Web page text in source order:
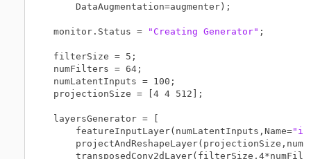
    DataAugmentation=augmenter);
monitor.Status = "Creating Generator" ;
filterSize = 5;
numFilters = 64;
numLatentInputs = 100;
projectionSize = [4 4 512];
layersGenerator = [
    featureInputLayer(numLatentInputs,Name=